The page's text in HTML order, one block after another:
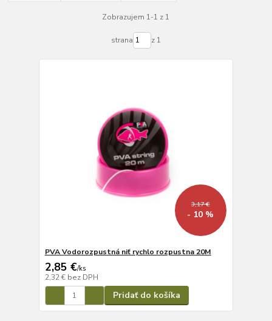
Zobrazujem 1-1 z 1
strana z 1
3,17 €
- 10 %
PVA Vodorozpustná niť rychlo rozpustna 20M
2,85 €/ks
2,32 € bez DPH
Pridať do košíka